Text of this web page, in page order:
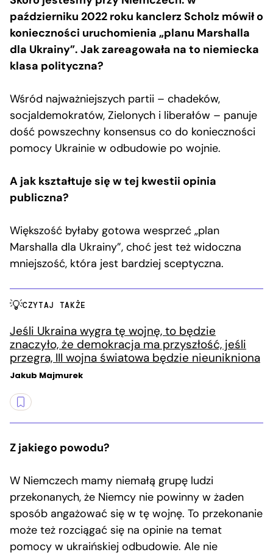
październiku 2022 roku kanclerz Scholz mówił o
konieczności uruchomienia „planu Marshalla
dla Ukrainy”. Jak zareagowała na to niemiecka
klasa polityczna?
Wśród najważniejszych partii – chadeków,
socjaldemokratów, Zielonych i liberałów – panuje
dość powszechny konsensus co do konieczności
pomocy Ukrainie w odbudowie po wojnie.
A jak kształtuje się w tej kwestii opinia
publiczna?
Większość byłaby gotowa wesprzeć „plan
Marshalla dla Ukrainy”, choć jest też widoczna
mniejszość, która jest bardziej sceptyczna.
CZYTAJ TAKŻE
Jeśli Ukraina wygra tę wojnę, to będzie
znaczyło, że demokracja ma przyszłość, jeśli
przegra, III wojna światowa będzie nieunikniona
Jakub Majmurek
Z jakiego powodu?
W Niemczech mamy niemałą grupę ludzi
przekonanych, że Niemcy nie powinny w żaden
sposób angażować się w tę wojnę. To przekonanie
może też rozciągać się na opinie na temat
pomocy w ukraińskiej odbudowie. Ale nie